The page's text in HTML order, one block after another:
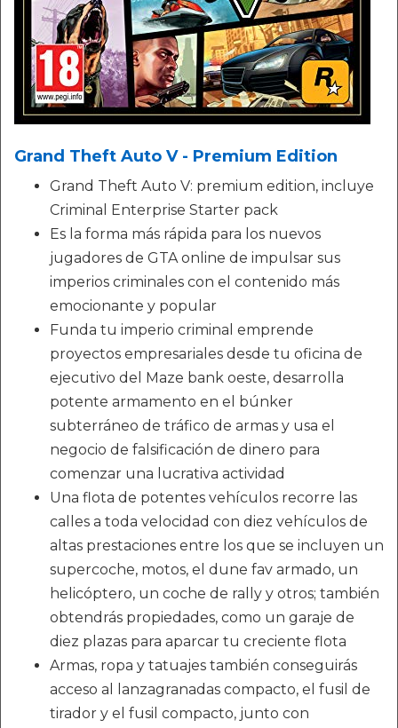
Grand Theft Auto V - Premium Edition
Grand Theft Auto V: premium edition, incluye
Criminal Enterprise Starter pack
Es la forma más rápida para los nuevos
jugadores de GTA online de impulsar sus
imperios criminales con el contenido más
emocionante y popular
Funda tu imperio criminal emprende
proyectos empresariales desde tu oficina de
ejecutivo del Maze bank oeste, desarrolla
potente armamento en el búnker
subterráneo de tráfico de armas y usa el
negocio de falsificación de dinero para
comenzar una lucrativa actividad
Una flota de potentes vehículos recorre las
calles a toda velocidad con diez vehículos de
altas prestaciones entre los que se incluyen un
supercoche, motos, el dune fav armado, un
helicóptero, un coche de rally y otros; también
obtendrás propiedades, como un garaje de
diez plazas para aparcar tu creciente flota
Armas, ropa y tatuajes también conseguirás
acceso al lanzagranadas compacto, el fusil de
tirador y el fusil compacto, junto con